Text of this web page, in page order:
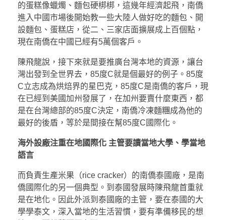
的蛋糕像蠟燭、麵包硬梆梆，這幾年經濟起飛，南僑
進入中國市場後開始教一些大陸人做好吃的麵包、開
設麵包、蛋糕店，從二、三家店面擴展成上百個點，
現在南僑在中國已經有5萬個客戶。
陳飛龍說，接下來就是要推廣台灣本地的資源，讓台
灣出發到全世界去，85度C就是個最好的例子。85度
C立志成為烘焙界的星巴克，85度C是南僑的客戶，現
在已經到美國加州發展了，在加州要賣什麼東西，都
是在台灣總部的85度C決定，南僑冷凍麵糰成為他的
最好的後盾，等於是間接在幫85度C國際化。
海外設廠注重在地國際化 主管要讀當地大學、學當地
語言
而負責生產米果（rice cracker）的南僑泰國廠，是南
僑國際化的另一個典型。到泰國發展時陳飛龍首重就
是在地化。因此外派到泰國廠的主管，要在泰國的大
學學泰文，深入當地的生活習慣，要有準備移民的想